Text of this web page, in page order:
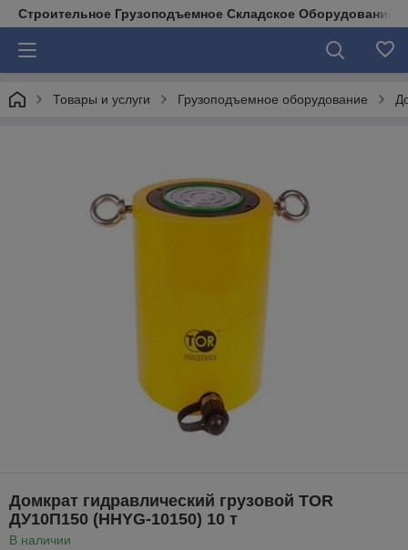
Строительное Грузоподъемное Складское Оборудование
Товары и услуги Грузоподъемное оборудование
Домкрат гидравлический грузовой TOR
ДУ10П150 (HHYG-10150) 10 т
В наличии